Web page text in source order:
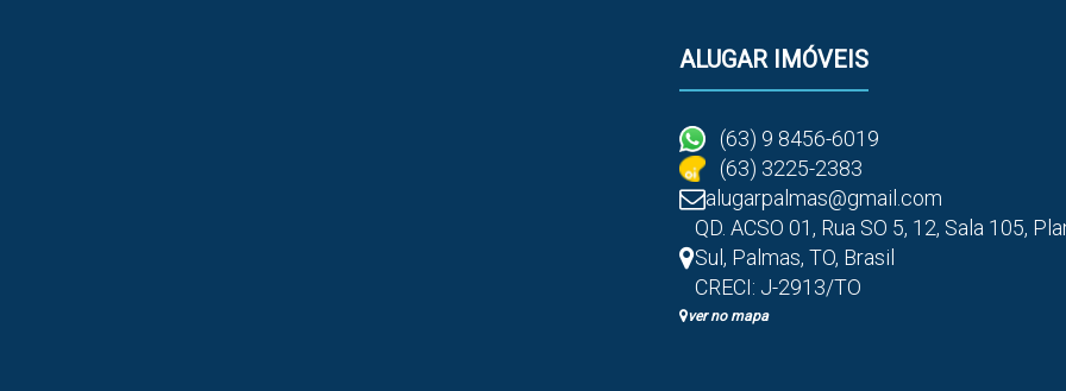
ALUGAR IMÓVEIS
(63) 9 8456-6019
(63) 3225-2383
alugarpalmas@gmail.com
QD. ACSO 01, Rua SO 5, 12, Sala 105,
Sul , Palmas, TO, Brasil
CRECI: J-2913/TO
ver no mapa